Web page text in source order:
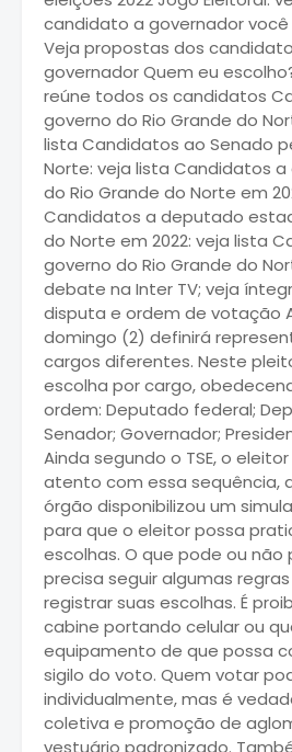
candidato a governador
Veja propostas dos
governador Quem eu
reúne todos os candidatos
governo do Rio Grande do
lista Candidatos ao Senado
Norte: veja lista Candidatos
do Rio Grande do Norte em
Candidatos a deputado
do Norte em 2022: veja lista
governo do Rio Grande do
debate na Inter TV; veja
disputa e ordem de votação
domingo (2) definirá
cargos diferentes. Neste
escolha por cargo,
ordem: Deputado federal;
Senador; Governador;
Ainda segundo o TSE, o
atento com essa sequência,
órgão disponibilizou um
para que o eleitor possa
escolhas. O que pode ou não
precisa seguir algumas
registrar suas escolhas. É
cabine portando celular ou
equipamento de que possa
sigilo do voto. Quem votar
individualmente, mas é
coletiva e promoção de
vestuário padronizado.